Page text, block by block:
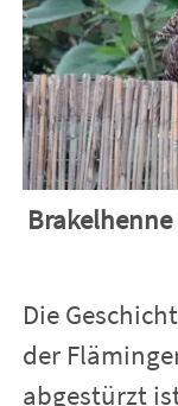
Brakelhenne
Die
der
abgestürzt